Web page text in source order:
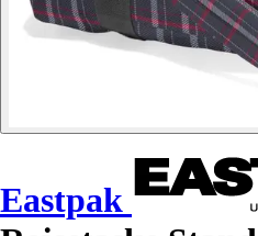
Eastpak